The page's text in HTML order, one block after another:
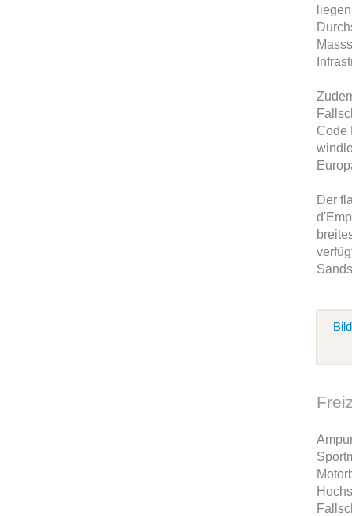
Code
Der